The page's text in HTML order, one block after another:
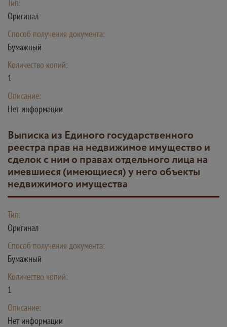
Тип:
Оригинал
Способ получения документа:
Бумажный
Количество копий:
1
Описание:
Нет информации
выписка из Единого государственного
реестра прав на недвижимое имущество и
сделок с ним о правах отдельного лица на
имевшиеся (имеющиеся) у него объекты
недвижимого имущества
Тип:
Оригинал
Способ получения документа:
Бумажный
Количество копий:
1
Описание:
Нет информации